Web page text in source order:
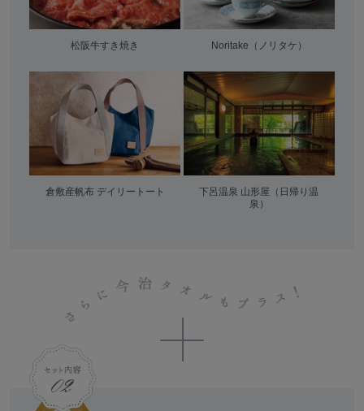
松阪牛すき焼き Noritake（ノリタケ）
倉敷産帆布 デイリートート
下呂温泉 山形屋（日帰り温
泉）